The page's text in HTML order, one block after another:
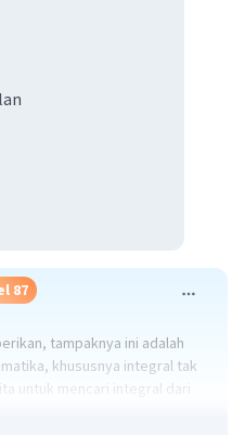
87
tampaknya ini adalah
khususnya integral tak
untuk mencari integral dari